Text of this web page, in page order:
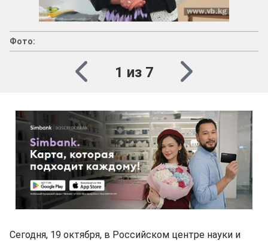
Фото:
1 из 7
Сегодня, 19 октября, в Российском центре науки и